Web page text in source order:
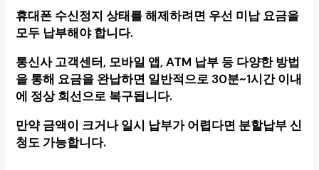
휴대폰 수신정지 상태를 해제하려면 우선 미납 요금을
모두 납부해야 합니다.
통신사 고객센터, 모바일 앱, ATM 납부 등 다양한 방법
을 통해 요금을 완납하면 일반적으로 30분~1시간 이내
에 정상 회선으로 복구됩니다.
만약 금액이 크거나 일시 납부가 어렵다면 분할납부 신
청도 가능합니다.